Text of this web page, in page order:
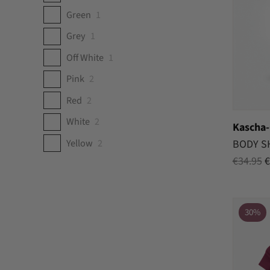
Green 1
Grey 1
Off White 1
Pink 2
Red 2
White 2
Yellow 2
BODY
€34.95€
30%